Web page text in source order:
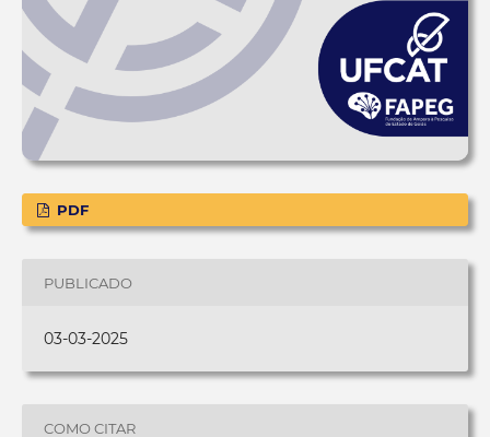
PDF
PUBLICADO
03-03-2025
COMO CITAR